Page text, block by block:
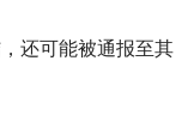
还可能被通报至其